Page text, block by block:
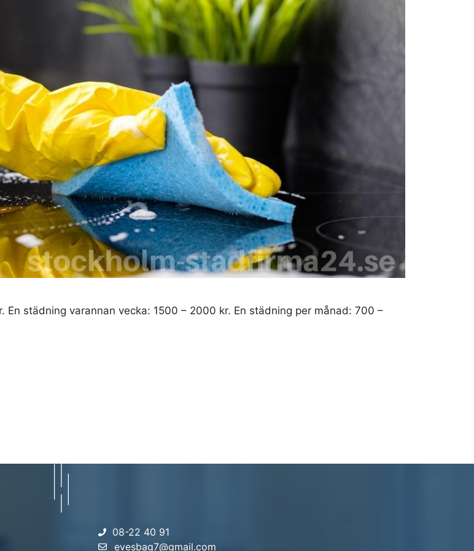
städning varannan vecka: 1500 – 2000 kr. En städning per månad: 700 –
08-22 40 91
evesbag7@gmail.com